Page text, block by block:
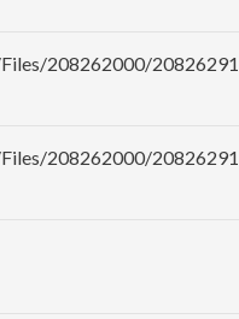
208262000/
208262000/